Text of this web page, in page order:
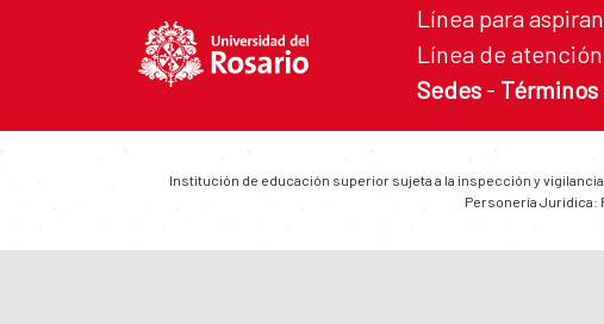
Línea para
Línea de atención
Sedes - Términos
Institución de educación superior sujeta a la inspección y
Personería Jurídica: